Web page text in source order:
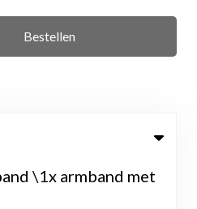
Bestellen
\1x armband met